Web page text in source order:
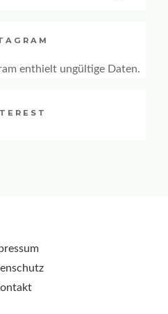
enthielt ungültige Daten.